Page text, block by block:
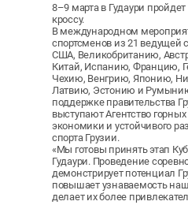
8–9 марта в Гудаури
кроссу.
В международном
спортсменов из 21 ведущей
США, Великобританию,
Китай, Испанию, Францию,
Чехию, Венгрию, Японию,
Латвию, Эстонию и
поддержке правительства
выступают Агентство
экономики и устойчивого
спорта Грузии.
«Мы готовы принять этап
Гудаури. Проведение
демонстрирует потенциал
повышает узнаваемость
делает их более